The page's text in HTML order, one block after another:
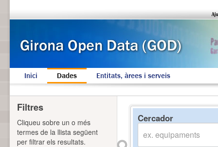
Inici Dades Entitats, àrees i serveis
Cercador
Filtres
Cliqueu sobre un o més
termes de la llista següent
per filtrar els resultats.